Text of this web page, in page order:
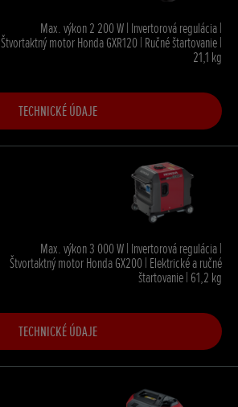
Max. výkon 2 200 W | Invertorová regulácia |
Štvortaktný motor Honda GXR120 | Ručné štartovanie |
21,1 kg
TECHNICKÉ ÚDAJE
Max. výkon 3 000 W | Invertorová regulácia |
Štvortaktný motor Honda GX200 | Elektrické a ručné
štartovanie | 61,2 kg
TECHNICKÉ ÚDAJE